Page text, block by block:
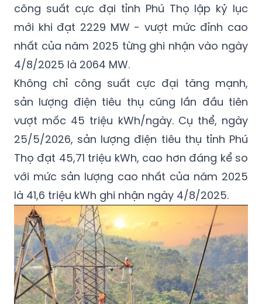
công suất cực đại tỉnh Phú Thọ lập kỷ lục
mới khi đạt 2229 MW - vượt mức đỉnh cao
nhất của năm 2025 từng ghi nhận vào ngày
4/8/2025 là 2064 MW.
Không chỉ công suất cực đại tăng mạnh,
sản lượng điện tiêu thụ cũng lần đầu tiên
vượt mốc 45 triệu kWh/ngày. Cụ thể, ngày
25/5/2026, sản lượng điện tiêu thụ tỉnh Phú
Thọ đạt 45,71 triệu kWh, cao hơn đáng kể so
với mức sản lượng cao nhất của năm 2025
là 41,6 triệu kWh ghi nhận ngày 4/8/2025.